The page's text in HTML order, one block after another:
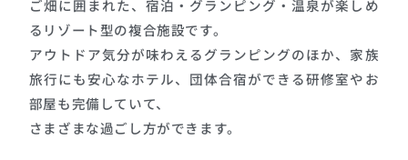
ご畑に囲まれた、宿泊・グランピング・温泉が楽しめ
るリゾート型の複合施設です。
アウトドア気分が味わえるグランピングのほか、家族
旅行にも安心なホテル、団体合宿ができる研修室やお
部屋も完備していて、
さまざまな過ごし方ができます。